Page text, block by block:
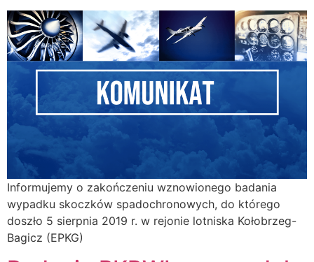
Informujemy o zakończeniu wznowionego badania
wypadku skoczków spadochronowych, do którego
doszło 5 sierpnia 2019 r. w rejonie lotniska Kołobrzeg-
Bagicz (EPKG)